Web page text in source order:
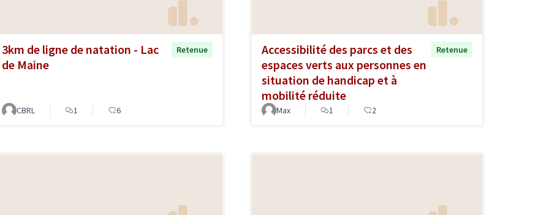
3km de ligne de natation - Lac
de Maine
Retenue
CBRL 1 6
Accessibilité des parcs et des
espaces verts aux personnes en
situation de handicap et à
mobilité réduite
Retenue
Max 1 2